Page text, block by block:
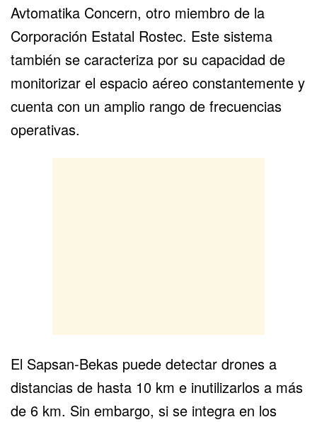
Avtomatika Concern, otro miembro de la
Corporación Estatal Rostec. Este sistema
también se caracteriza por su capacidad de
monitorizar el espacio aéreo constantemente y
cuenta con un amplio rango de frecuencias
operativas.
El Sapsan-Bekas puede detectar drones a
distancias de hasta 10 km e inutilizarlos a más
de 6 km. Sin embargo, si se integra en los